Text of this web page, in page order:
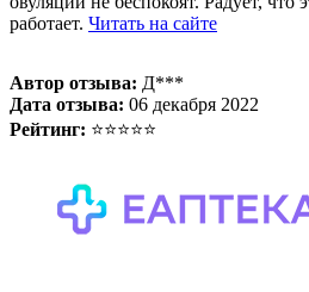
работает. Читать на сайте
Автор отзыва: Д***
Дата отзыва: 06 декабря 2022
Рейтинг: ⭐⭐⭐⭐⭐